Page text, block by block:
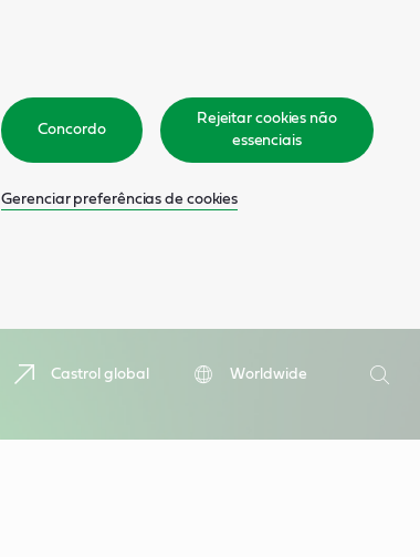
Concordo
Rejeitar cookies não
essenciais
Gerenciar preferências de cookies
Castrol global
Worldwide